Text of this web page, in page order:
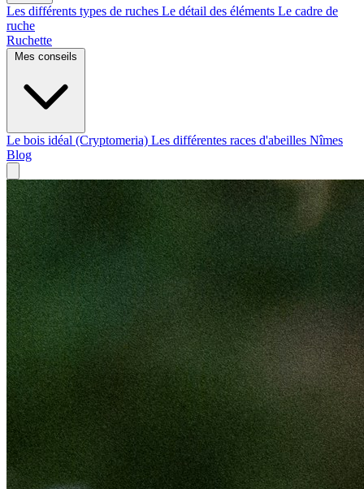
Les différents types de ruches Le détail des éléments Le cadre de
ruche
Ruchette
Le bois idéal (Cryptomeria) Les différentes races d'abeilles Nîmes
Blog